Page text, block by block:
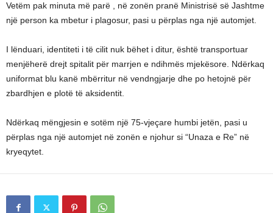
Vetëm pak minuta më parë , në zonën pranë Ministrisë së Jashtme
një person ka mbetur i plagosur, pasi u përplas nga një automjet.
I lënduari, identiteti i të cilit nuk bëhet i ditur, është transportuar
menjëherë drejt spitalit për marrjen e ndihmës mjekësore. Ndërkaq
uniformat blu kanë mbërritur në vendngjarje dhe po hetojnë për
zbardhjen e plotë të aksidentit.
Ndërkaq mëngjesin e sotëm një 75-vjeçare humbi jetën, pasi u
përplas nga një automjet në zonën e njohur si “Unaza e Re” në
kryeqytet.